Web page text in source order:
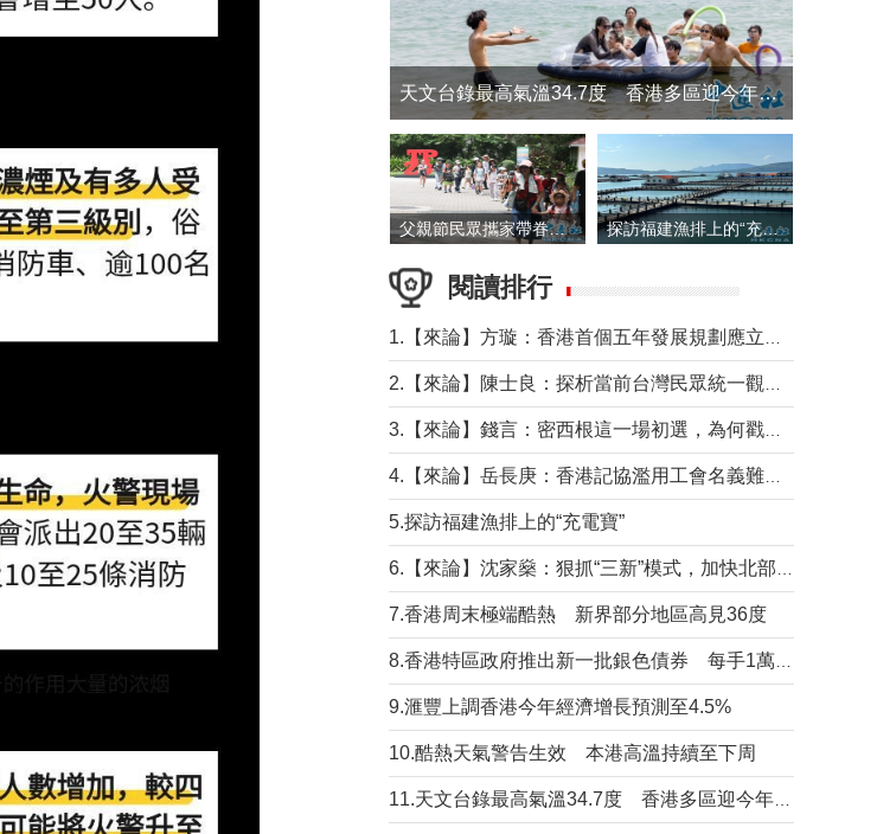
天文台錄最高氣溫34.7度 香港多區迎今年最熱一天
父親節民眾攜家帶眷出遊 探訪福建漁排上的“充電寶”
閱讀排行
5.探訪福建漁排上的“充電寶”
7.香港周末極端酷熱 新界部分地區高見36度
9.滙豐上調香港今年經濟增長預測至4.5%
10.酷熱天氣警告生效 本港高溫持續至下周